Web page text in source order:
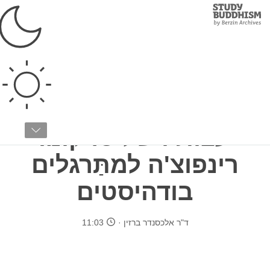
Study
Buddhism
עצותיו של סרקונג
רינפוצ'ה למתַּרגלים
בודהיסטים
ד"ר אלכסנדר ברזין 11:03